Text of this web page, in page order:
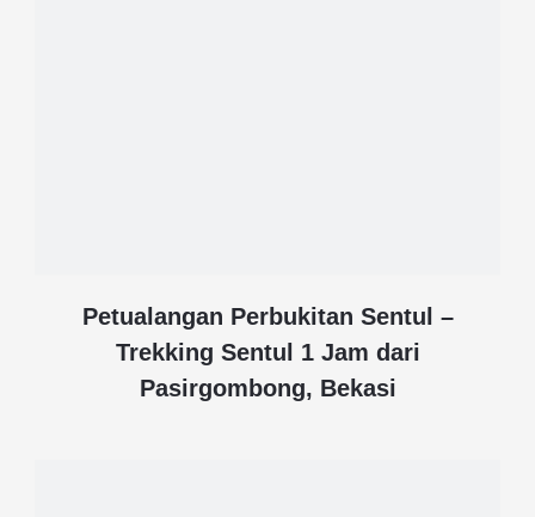
Petualangan Perbukitan Sentul –
Trekking Sentul 1 Jam dari
Pasirgombong, Bekasi